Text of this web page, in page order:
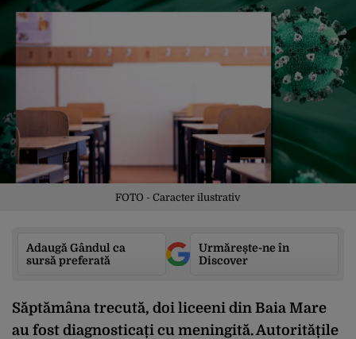
FOTO - Caracter ilustrativ
Adaugă Gândul ca
sursă preferată
Urmărește-ne în
Discover
Săptămâna trecută, doi liceeni din Baia Mare
au fost diagnosticați cu meningită. Autoritățile